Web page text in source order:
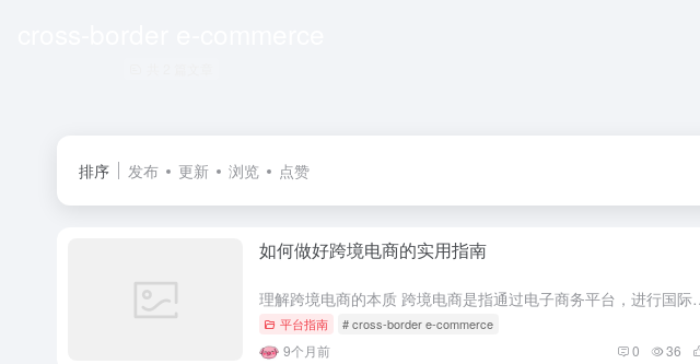
排序 发布 更新 浏览 点赞
如何做好跨境电商的实用指南
理解跨境电商的本质 跨境电商是指通过电子商务平台，进行国际
平台指南 # cross-border e-commerce
9个月前 0 36